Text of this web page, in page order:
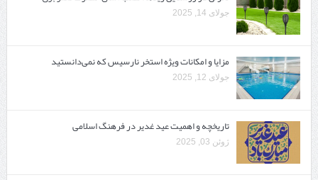
جولای 14, 2025
مزایا و امکانات ویژه استخر نارسیس که نمی‌دانستید
جولای 12, 2025
تاریخچه و اهمیت عید غدیر در فرهنگ اسلامی
ژوئن 03, 2025